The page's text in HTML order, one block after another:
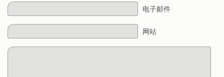
电子邮件
网站